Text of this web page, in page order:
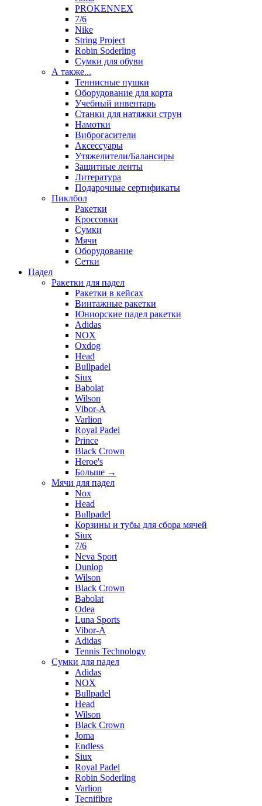
PROKENNEX
7/6
Nike
String Project
Robin Soderling
Сумки для обуви
А также...
Теннисные пушки
Оборудование для корта
Учебный инвентарь
Станки для натяжки струн
Намотки
Виброгасители
Аксессуары
Утяжелители/Балансиры
Защитные ленты
Литература
Подарочные сертификаты
Пиклбол
Ракетки
Кроссовки
Сумки
Мячи
Оборудование
Сетки
Падел
Ракетки для падел
Ракетки в кейсах
Винтажные ракетки
Юниорские падел ракетки
Adidas
NOX
Oxdog
Head
Bullpadel
Siux
Babolat
Wilson
Vibor-A
Varlion
Royal Padel
Prince
Black Crown
Heroe's
Больше →
Мячи для падел
Nox
Head
Bullpadel
Корзины и тубы для сбора мячей
Siux
7/6
Neva Sport
Dunlop
Wilson
Black Crown
Babolat
Odea
Luna Sports
Vibor-A
Adidas
Tennis Technology
Сумки для падел
Adidas
NOX
Bullpadel
Head
Wilson
Black Crown
Joma
Endless
Siux
Royal Padel
Robin Soderling
Varlion
Tecnifibre